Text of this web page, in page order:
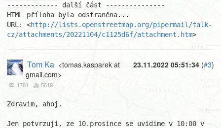
------------- další část ---------------
HTML příloha byla odstraněna...
URL: <http://lists.openstreetmap.org/pipermail/talk-
cz/attachments/20221104/c1125d6f/attachment.htm>
23.11.2022 05:51:34 (#3)
Tom Ka <tomas.kasparek at
gmail.com>
1781 5619
Zdravim, ahoj.
Jen potvrzuji, ze 10.prosince se uvidime v 10:00 v